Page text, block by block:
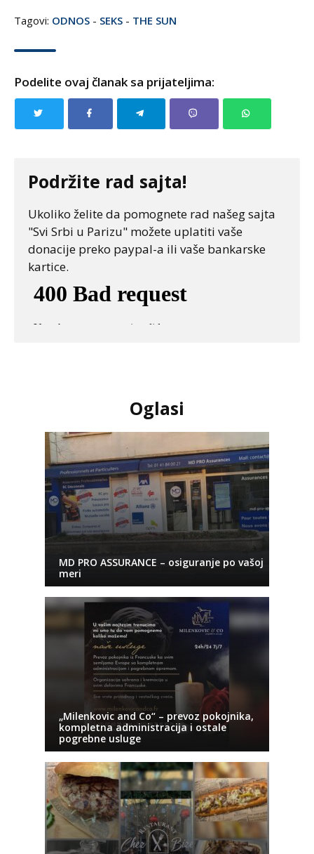
Tagovi: ODNOS - SEKS - THE SUN
Podelite ovaj članak sa prijateljima:
Podržite rad sajta!
Ukoliko želite da pomognete rad našeg sajta
"Svi Srbi u Parizu" možete uplatiti vaše
donacije preko paypal-a ili vaše bankarske
kartice.
Oglasi
MD PRO ASSURANCE – osiguranje po vašoj
meri
„Milenkovic and Co“ – prevoz pokojnika,
kompletna administracija i ostale
pogrebne usluge